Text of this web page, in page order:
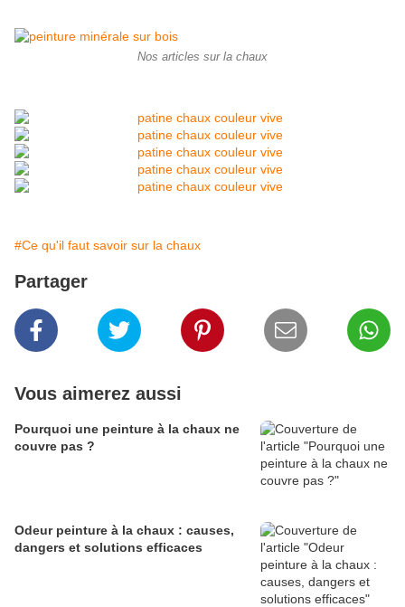
Nos articles sur la chaux
#Ce qu'il faut savoir sur la chaux
Partager
Vous aimerez aussi
Pourquoi une peinture à la chaux ne
couvre pas ?
Odeur peinture à la chaux : causes,
dangers et solutions efficaces